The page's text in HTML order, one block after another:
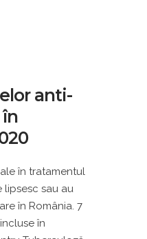
anti-
în tratamentul
lipsesc sau au
în România. 7
în